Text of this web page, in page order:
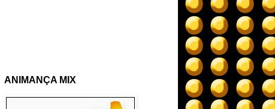
ANIMANÇA MIX